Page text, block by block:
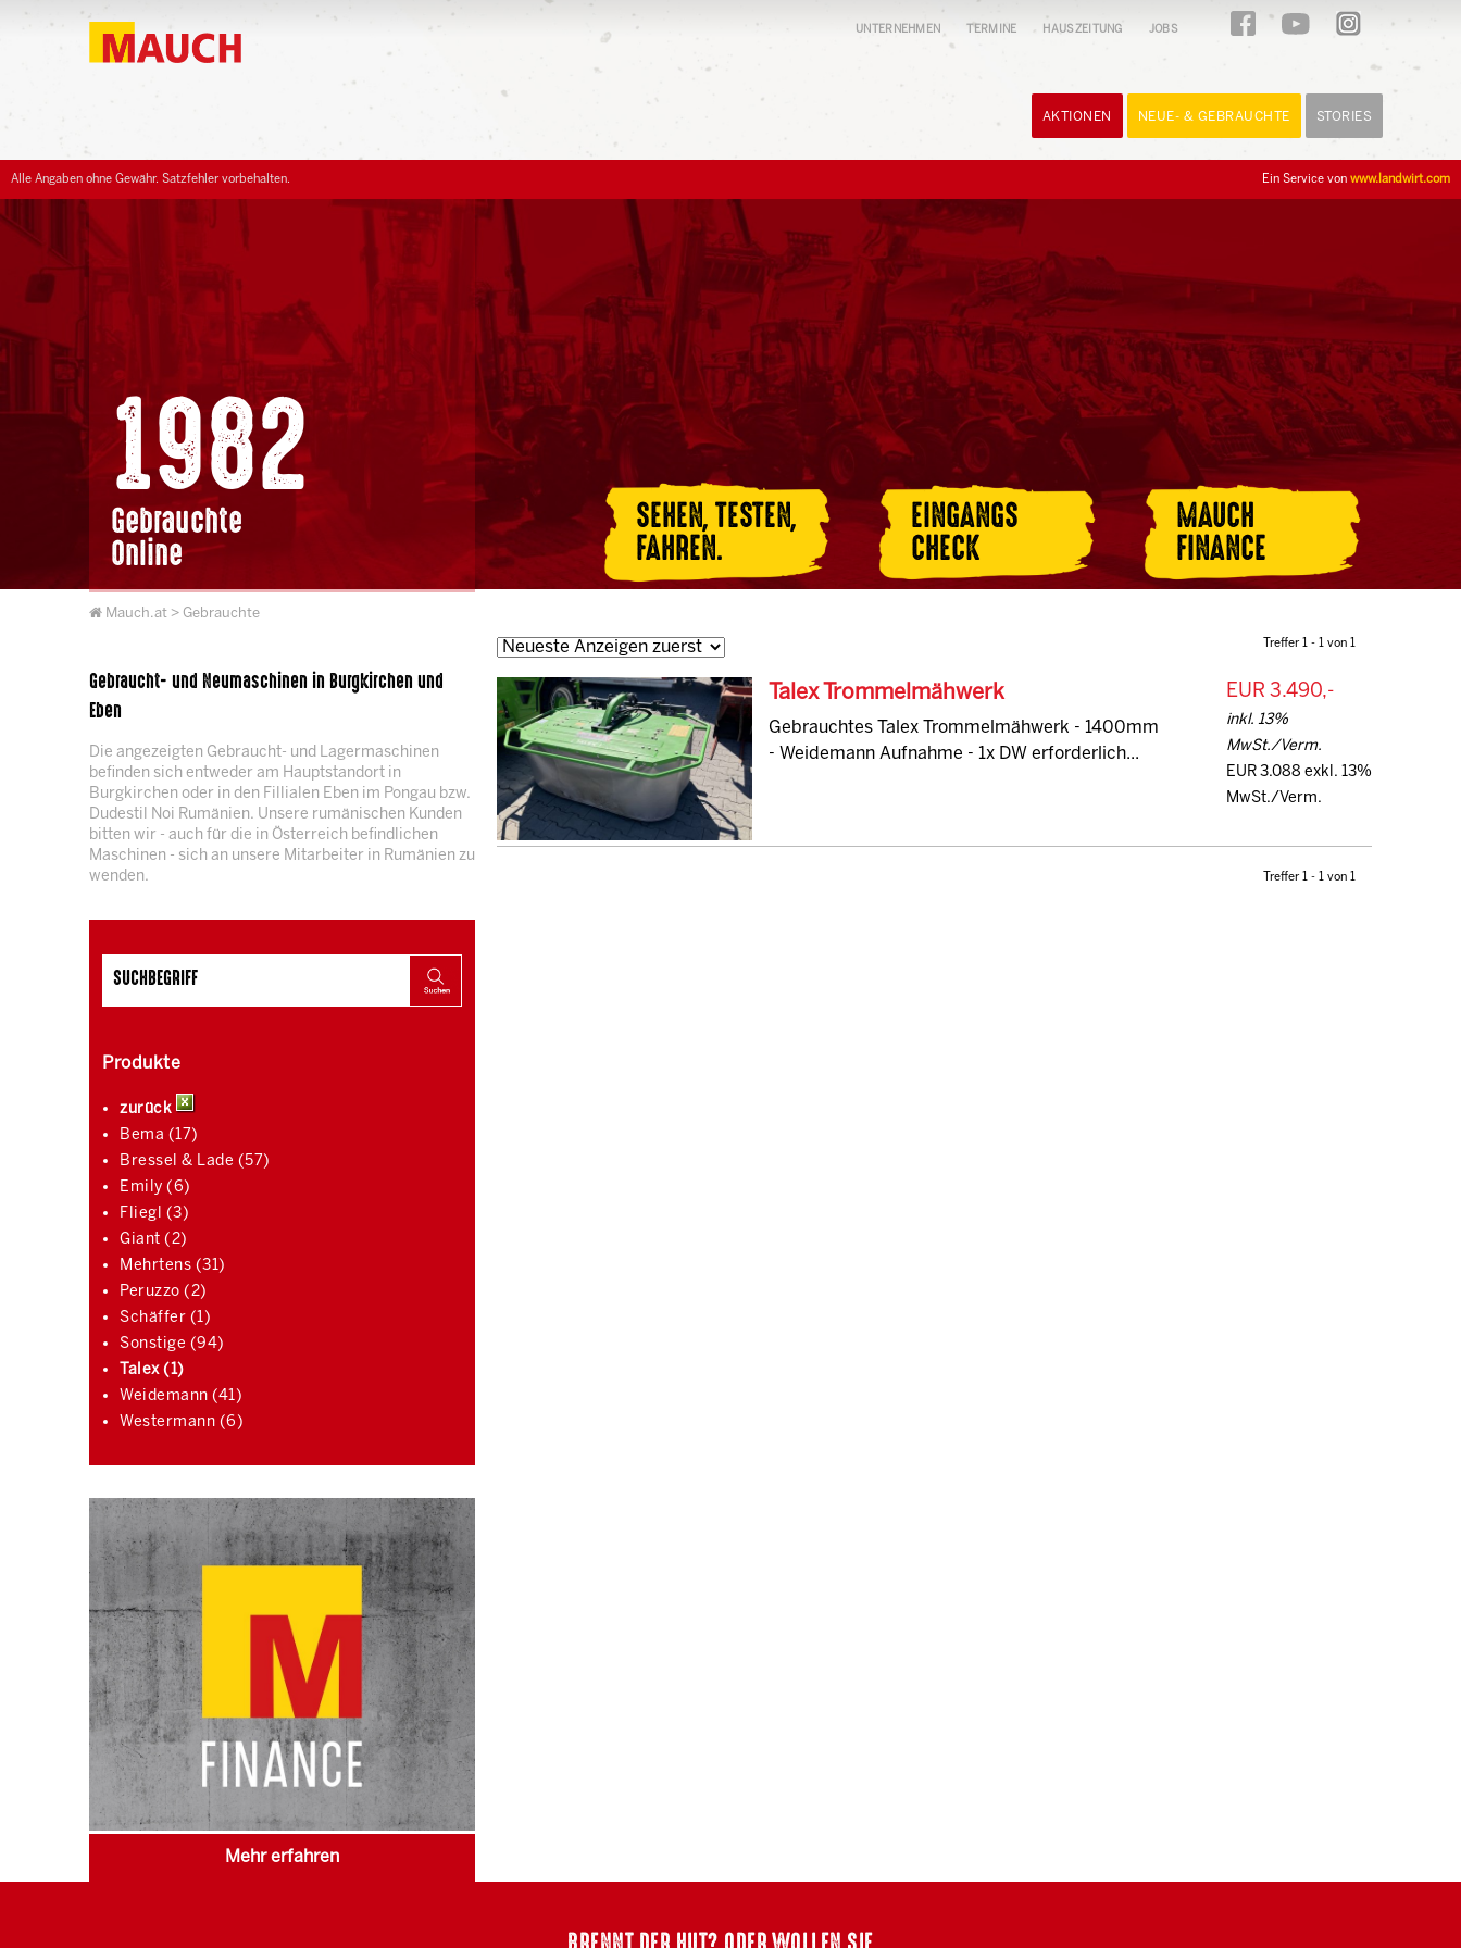
UNTERNEHMEN TERMINE HAUSZEITUNG JOBS
AKTIONEN NEUE- & GEBRAUCHTE STORIES
Alle Angaben ohne Gewähr. Satzfehler vorbehalten. Ein Service von www.landwirt.com
1982
Gebrauchte
Online
SEHEN, TESTEN,
FAHREN.
EINGANGS
CHECK
MAUCH
FINANCE
Mauch.at > Gebrauchte
Gebraucht- und Neumaschinen in Burgkirchen und
Eben
Die angezeigten Gebraucht- und Lagermaschinen
befinden sich entweder am Hauptstandort in
Burgkirchen oder in den Fillialen Eben im Pongau bzw.
Dudestil Noi Rumänien. Unsere rumänischen Kunden
bitten wir - auch für die in Österreich befindlichen
Maschinen - sich an unsere Mitarbeiter in Rumänien zu
wenden.
Produkte
zurück
Bema (17)
Bressel & Lade (57)
Emily (6)
Fliegl (3)
Giant (2)
Mehrtens (31)
Peruzzo (2)
Schäffer (1)
Sonstige (94)
Talex (1)
Weidemann (41)
Westermann (6)
Mehr erfahren
Treffer 1 - 1 von 1
Talex Trommelmähwerk
Gebrauchtes Talex Trommelmähwerk - 1400mm
- Weidemann Aufnahme - 1x DW erforderlich...
EUR 3.490,-
inkl. 13%
MwSt./Verm.
EUR 3.088 exkl. 13%
MwSt./Verm.
Treffer 1 - 1 von 1